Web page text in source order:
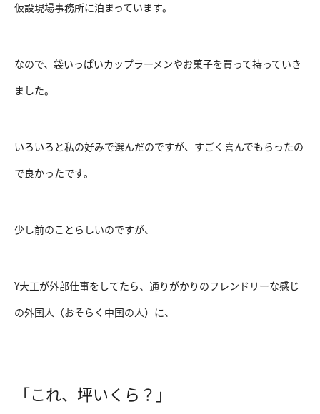
仮設現場事務所に泊まっています。
なので、袋いっぱいカップラーメンやお菓子を買って持っていき
ました。
いろいろと私の好みで選んだのですが、すごく喜んでもらったの
で良かったです。
少し前のことらしいのですが、
Y大工が外部仕事をしてたら、通りがかりのフレンドリーな感じ
の外国人（おそらく中国の人）に、
「これ、坪いくら？」